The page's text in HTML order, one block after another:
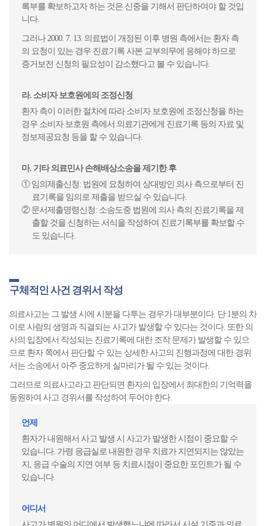
록부를 확보하고자 하는 것은 신중을 기해서 판단하여야 할 것입
니다.
그러나 2000. 7. 13. 의료법이 개정된 이후 병원 측에서는 환자 측
의 요청이 있는 경우 진료기록 사본 교부의무에 응해야 하므로
증거보전 신청의 필요성이 감소했다고 볼 수 있습니다.
라. 소비자 보호원에의 조정신청
환자 측이 이러한 절차에 따라 소비자 보호원에 조정신청을 하는
경우 소비자 보호원 측에서 의료기관에게 진료기록 등의 자료 및
정보제공요청 등을 할 수 있습니다.
마. 기타 의료민사 손해배상소송을 제기한 후
① 임의제출신청: 법원에 요청하여 상대방인 의사 측으로부터 진
료기록을 임의로 제출을 받으실 수 있습니다.
② 문서제출명령신청: 소송도중 법원에 의사 측의 진료기록을 제
출할 것을 신청하는 서식을 작성하여 진료기록부를 확보할 수
도 있습니다.
구체적인 사건 경위서 작성
의료사고는 그 발생 시에 시분을 다투는 경우가 대부분이다. 단 1분의 차
이로 사람의 생명과 직결되는 사고가 발생할 수 있다는 것이다. 또한 의
사의 입장에서 작성되는 진료기록에 대한 조작 문제가 발생할 수 있으
므로 환자 쪽에서 판단할 수 있는 상세한 사고의 진행과정에 대한 경위
서는 소송에서 아주 중요하게 실마리가 될 수 있는 것이다.
그러므로 의료사고라고 판단되면 환자의 입장에서 최대한의 기억력을
동원하여 사고 경위서를 작성하여 두어야 한다.
언제
환자가 내원해서 사고 발생 시 사고가 발생한 시점이 중요할 수
있습니다. 가령 응급실로 내원한 경우 치료가 지연되지는 않았는
지, 응급 수술의 지연 여부 등 치료시점이 중요한 포인트가 될 수
있습니다.
어디서